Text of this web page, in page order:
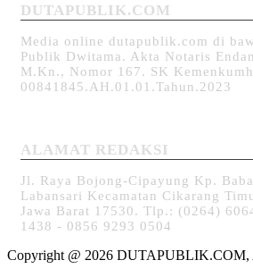
DUTAPUBLIK.COM
Media online dutapublik.com di
Publik Dwitama. Akta Notaris
M.Kn., Nomor 167. SK
00841845.AH.01.01.Tahun.2023
ALAMAT REDAKSI
Jl. Raya Bojong-Cipayung Kp.
Labansari Kecamatan Cikarang
Jawa Barat 17530. Tlp.: (0264)
1438 - 0856 9293 0504
Copyright @ 2026 DUTAPUBLIK.COM,